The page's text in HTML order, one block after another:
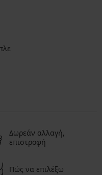
Δωρεάν αλλαγή,
επιστροφή
Πώς να επιλέξω